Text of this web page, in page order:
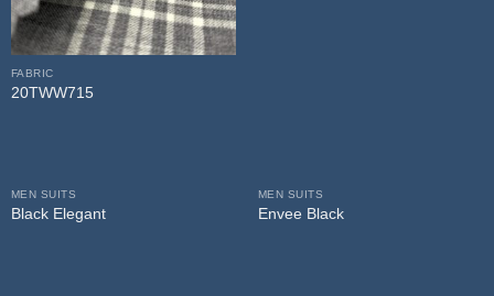
FABRIC
20TWW715
MEN SUITS
Black Elegant
MEN SUITS
Envee Black